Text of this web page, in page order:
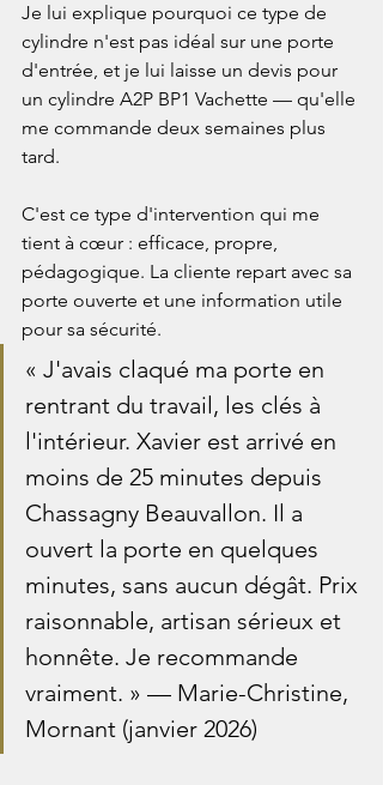
Je lui explique pourquoi ce type de
cylindre n'est pas idéal sur une porte
d'entrée, et je lui laisse un devis pour
un cylindre A2P BP1 Vachette — qu'elle
me commande deux semaines plus
tard.
C'est ce type d'intervention qui me
tient à cœur : efficace, propre,
pédagogique. La cliente repart avec sa
porte ouverte et une information utile
pour sa sécurité.
« J'avais claqué ma porte en
rentrant du travail, les clés à
l'intérieur. Xavier est arrivé en
moins de 25 minutes depuis
Chassagny Beauvallon. Il a
ouvert la porte en quelques
minutes, sans aucun dégât. Prix
raisonnable, artisan sérieux et
honnête. Je recommande
vraiment. » — Marie-Christine,
Mornant (janvier 2026)